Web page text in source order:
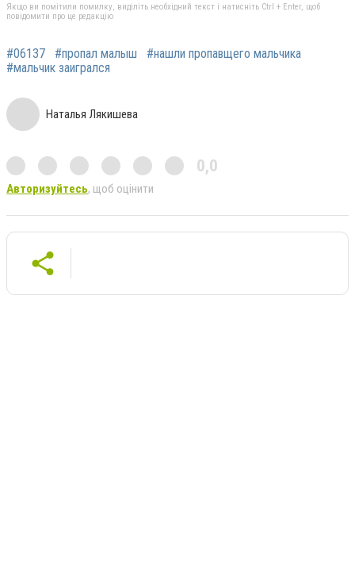
Якщо ви помітили помилку, виділіть необхідний текст і натисніть Ctrl + Enter, щоб
повідомити про це редакцію
#06137 #пропал малыш
#нашли пропавщего мальчика
#мальчик заигрался
Наталья Лякишева
0,0
Авторизуйтесь, щоб оцінити